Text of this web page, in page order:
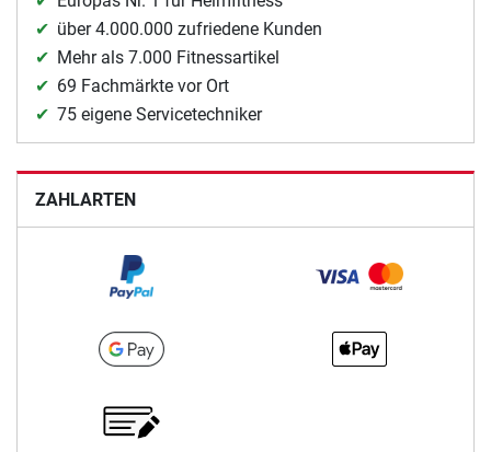
über 4.000.000 zufriedene Kunden
Mehr als 7.000 Fitnessartikel
69 Fachmärkte vor Ort
75 eigene Servicetechniker
ZAHLARTEN